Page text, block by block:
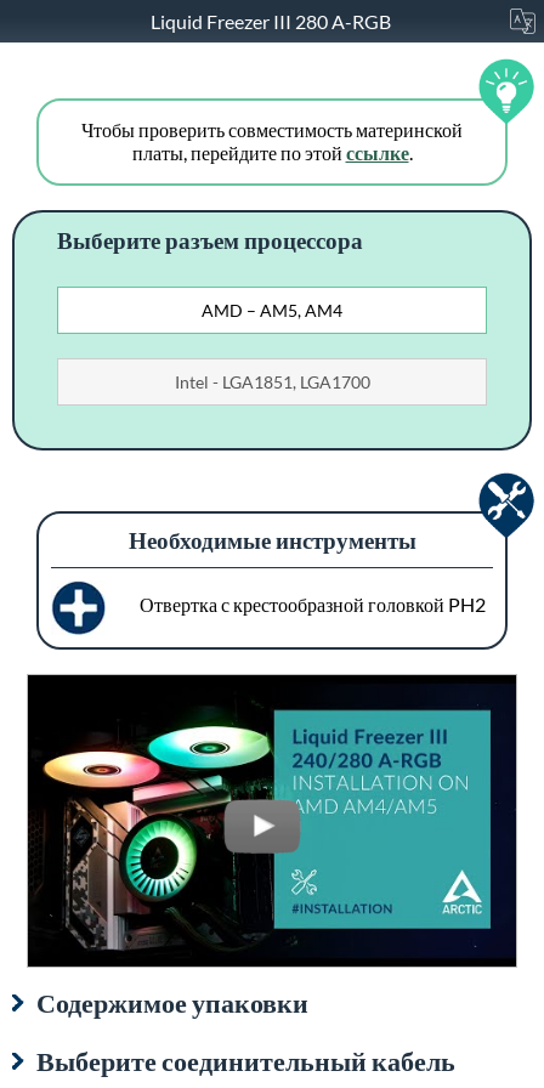
Liquid Freezer III 280 A-RGB
Чтобы проверить совместимость материнской
платы, перейдите по этой ссылке.
Выберите разъем процессора
AMD – AM5, AM4
Intel - LGA1851, LGA1700
Необходимые инструменты
Отвертка с крестообразной головкой PH2
Содержимое упаковки
Выберите соединительный кабель